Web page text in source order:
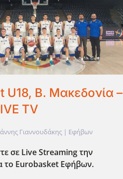
U18, Β. Μακεδονία –
TV
Γιαννουδάκης | Εφήβων
σε LiveStreamingτην
το Eurobasket Εφήβων.